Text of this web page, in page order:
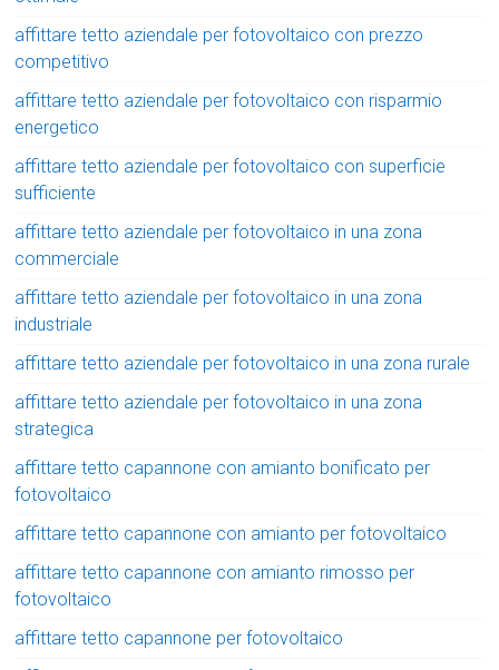
affittare tetto aziendale per fotovoltaico con prezzo
competitivo
affittare tetto aziendale per fotovoltaico con risparmio
energetico
affittare tetto aziendale per fotovoltaico con superficie
sufficiente
affittare tetto aziendale per fotovoltaico in una zona
commerciale
affittare tetto aziendale per fotovoltaico in una zona
industriale
affittare tetto aziendale per fotovoltaico in una zona rurale
affittare tetto aziendale per fotovoltaico in una zona
strategica
affittare tetto capannone con amianto bonificato per
fotovoltaico
affittare tetto capannone con amianto per fotovoltaico
affittare tetto capannone con amianto rimosso per
fotovoltaico
affittare tetto capannone per fotovoltaico